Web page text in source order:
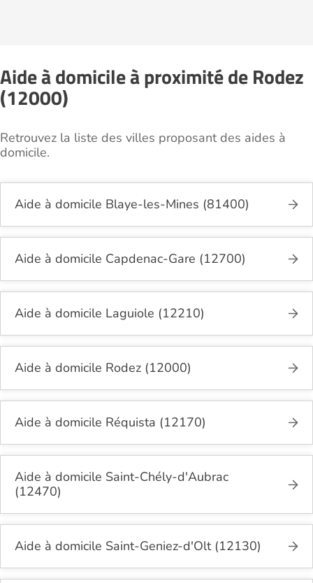
Aide à domicile à proximité de Rodez
(12000)
Retrouvez la liste des villes proposant des aides à
domicile.
Aide à domicile Blaye-les-Mines (81400)
Aide à domicile Capdenac-Gare (12700)
Aide à domicile Laguiole (12210)
Aide à domicile Rodez (12000)
Aide à domicile Réquista (12170)
Aide à domicile Saint-Chély-d'Aubrac
(12470)
Aide à domicile Saint-Geniez-d'Olt (12130)